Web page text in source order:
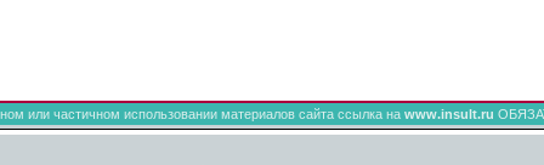
или частичном использовании материалов сайта ссылка на www.insult.ru